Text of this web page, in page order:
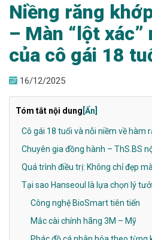
Niềng răng
– Màn “lột xác”
của cô gái 18
16/12/2025
Tóm tắt nội dung [Ẩn]
Cô gái 18 tuổi và nỗi niềm về hàm
Chuyên gia đồng hành – ThS.BS
Quá trình điều trị: Không chỉ đẹp
Tại sao Hanseoul là lựa chọn lý
Công nghệ BioSmart tiên tiến
Mắc cài chính hãng 3M – Mỹ